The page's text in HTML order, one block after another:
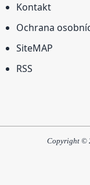
Kontakt
Ochrana
SiteMAP
RSS
Copyright ©